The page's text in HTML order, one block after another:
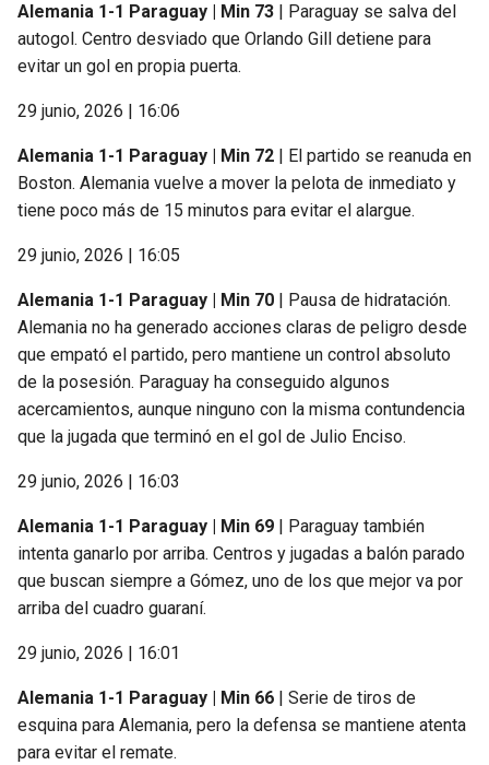
Alemania 1-1 Paraguay | Min 73
| Paraguay se salva del
autogol. Centro desviado que Orlando Gill detiene para
evitar un gol en propia puerta.
29 junio, 2026 | 16:06
Alemania 1-1 Paraguay | Min 72
| El partido se reanuda en
Boston. Alemania vuelve a mover la pelota de inmediato y
tiene poco más de 15 minutos para evitar el alargue.
29 junio, 2026 | 16:05
Alemania 1-1 Paraguay | Min 70
| Pausa de hidratación.
Alemania no ha generado acciones claras de peligro desde
que empató el partido, pero mantiene un control absoluto
de la posesión. Paraguay ha conseguido algunos
acercamientos, aunque ninguno con la misma contundencia
que la jugada que terminó en el gol de Julio Enciso.
29 junio, 2026 | 16:03
Alemania 1-1 Paraguay | Min 69
| Paraguay también
intenta ganarlo por arriba. Centros y jugadas a balón parado
que buscan siempre a Gómez, uno de los que mejor va por
arriba del cuadro guaraní.
29 junio, 2026 | 16:01
Alemania 1-1 Paraguay | Min 66
| Serie de tiros de
esquina para Alemania, pero la defensa se mantiene atenta
para evitar el remate.